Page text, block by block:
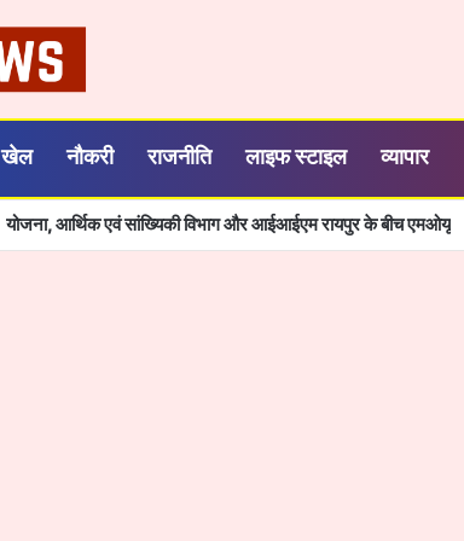
खेल नौकरी राजनीति लाइफ स्टाइल व्यापार
ढाई साल की उपलब्धियाँ- छत्तीसगढ़ का श्रमिक कल्याण के क्षेत्र में नई पहचान